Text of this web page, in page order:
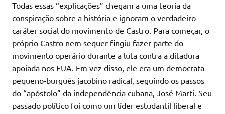
Todas essas “explicações” chegam a uma teoria da
conspiração sobre a história e ignoram o verdadeiro
caráter social do movimento de Castro. Para começar, o
próprio Castro nem sequer fingiu fazer parte do
movimento operário durante a luta contra a ditadura
apoiada nos EUA. Em vez disso, ele era um democrata
pequeno-burguês jacobino radical, seguindo os passos
do “apóstolo” da independência cubana, José Marti. Seu
passado político foi como um líder estudantil liberal e